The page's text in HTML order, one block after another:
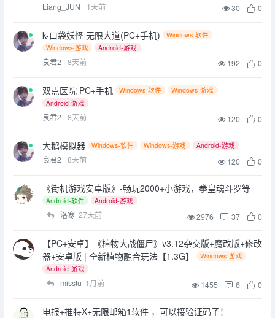
Liang_JUN 1天前 30 0
k-口袋妖怪 无限大道(PC+手机)
Windows-软件
Windows-游戏
Android-游戏
良君2 8天前 192 0
双点医院 PC+手机 Windows-软件
Windows-游戏
Android-游戏
良君2 8天前 120 0
大鹅模拟器 Windows-软件 Windows-游戏 Android-游戏
良君2 8天前 120 0
《街机游戏安卓版》-畅玩2000+小游戏，拳皇魂斗罗等
Android-软件 Android-游戏
洛寒 27天前 2976 37 0
【PC+安卓】《植物大战僵尸》v3.12杂交版+魔改版+修改
器+安卓版 | 全新植物融合玩法【1.3G】
Windows-游戏
Android-游戏
misstu 1月前 1455 6 0
电报+推特X+无限邮箱1软件 ，可以接验证码子！